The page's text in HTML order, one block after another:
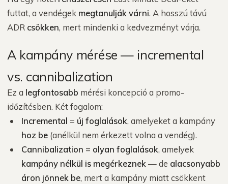
futtat, a vendégek megtanulják várni. A hosszú távú
ADR csökken, mert mindenki a kedvezményt várja.
A kampány mérése — incremental
vs. cannibalization
Ez a legfontosabb mérési koncepció a promo-
időzítésben. Két fogalom:
Incremental = új foglalások, amelyeket a kampány
hoz be (anélkül nem érkezett volna a vendég).
Cannibalization = olyan foglalások, amelyek
kampány nélkül is megérkeznek — de alacsonyabb
áron jönnek be, mert a kampány miatt csökkent